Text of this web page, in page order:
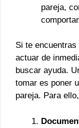
pareja,
Si te
actuar de
buscar ayuda.
tomar es poner
pareja. Para